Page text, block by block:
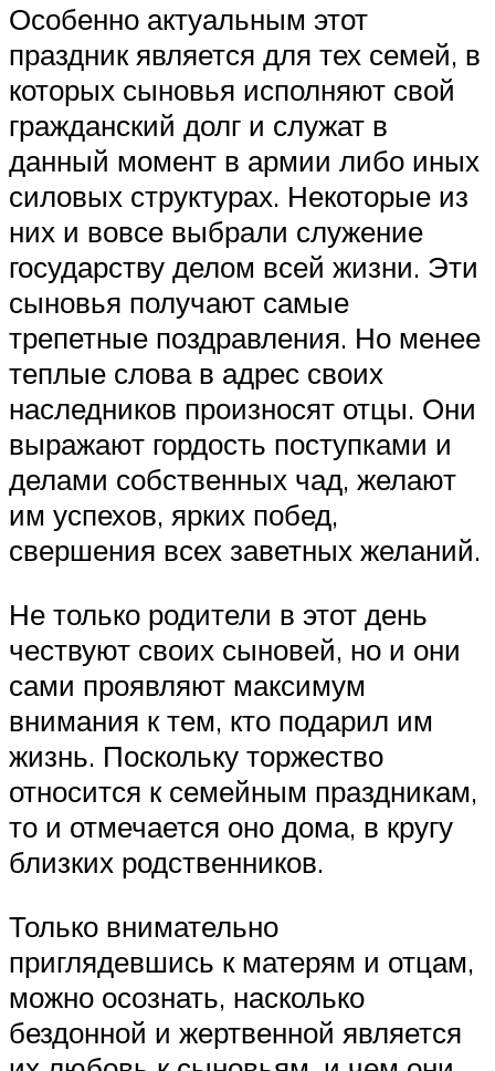
Особенно актуальным этот
праздник является для тех семей, в
которых сыновья исполняют свой
гражданский долг и служат в
данный момент в армии либо иных
силовых структурах. Некоторые из
них и вовсе выбрали служение
государству делом всей жизни. Эти
сыновья получают самые
трепетные поздравления. Но менее
теплые слова в адрес своих
наследников произносят отцы. Они
выражают гордость поступками и
делами собственных чад, желают
им успехов, ярких побед,
свершения всех заветных желаний.
Не только родители в этот день
чествуют своих сыновей, но и они
сами проявляют максимум
внимания к тем, кто подарил им
жизнь. Поскольку торжество
относится к семейным праздникам,
то и отмечается оно дома, в кругу
близких родственников.
Только внимательно
приглядевшись к матерям и отцам,
можно осознать, насколько
бездонной и жертвенной является